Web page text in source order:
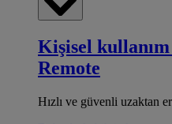
Kişisel
Remote
Hızlı ve güvenli uzaktan